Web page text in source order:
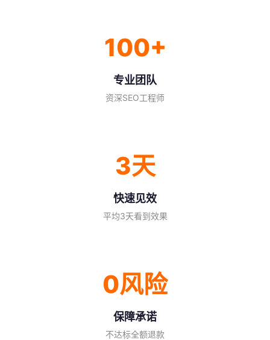
100+
专业团队
资深SEO工程师
3天
快速见效
平均3天看到效果
0风险
保障承诺
不达标全额退款